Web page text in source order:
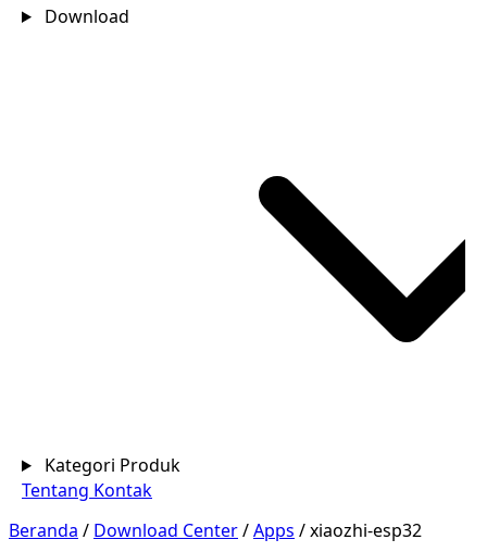
Download
Kategori Produk
Tentang Kontak
Beranda / Download Center/Apps /xiaozhi-esp32